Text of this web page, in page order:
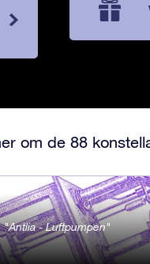
om de 88
Antlia - Luftpumpen